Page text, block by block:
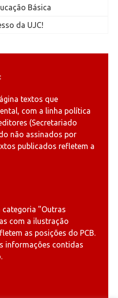
Básica
da UJC!
textos que
com a linha política
(Secretariado
não assinados por
publicados refletem a
categoria "Outras
com a ilustração
as posições do PCB.
informações contidas